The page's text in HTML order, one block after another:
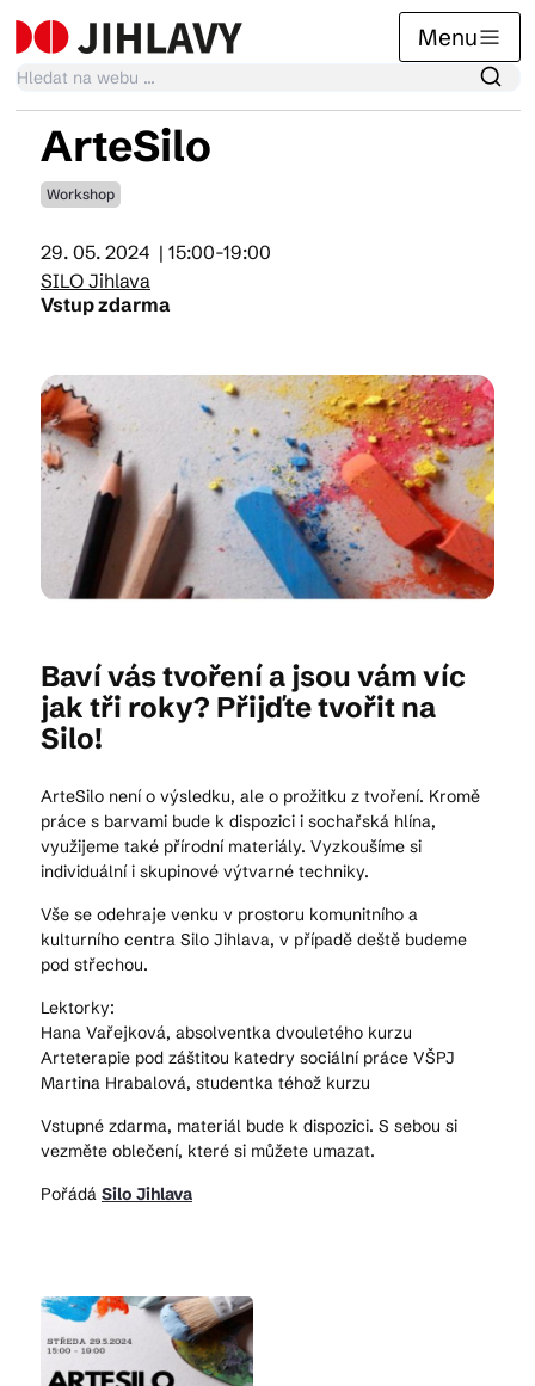
Menu
Kalendář akcí
Tradiční akce
Suvenýry
Praktické info
CS EN DE
© 2026 Brána Jihlavy
ArteSilo
Workshop
29. 05. 2024 | 15:00-19:00
SILO Jihlava
Vstup zdarma
Baví vás tvoření a jsou vám víc
jak tři roky? Přijďte tvořit na
Silo!
ArteSilo není o výsledku, ale o prožitku z tvoření. Kromě
práce s barvami bude k dispozici i sochařská hlína,
využijeme také přírodní materiály. Vyzkoušíme si
individuální i skupinové výtvarné techniky.
Vše se odehraje venku v prostoru komunitního a
kulturního centra Silo Jihlava, v případě deště budeme
pod střechou.
Lektorky:
Hana Vařejková, absolventka dvouletého kurzu
Arteterapie pod záštitou katedry sociální práce VŠPJ
Martina Hrabalová, studentka téhož kurzu
Vstupné zdarma, materiál bude k dispozici. S sebou si
vezměte oblečení, které si můžete umazat.
Pořádá Silo Jihlava